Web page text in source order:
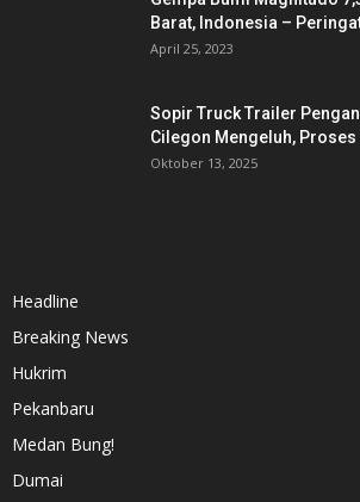
Barat, Indonesia –
April 25, 2023
Sopir Truck Trailer
Cilegon Mengeluh, Proses
Oktober 13, 2025
Headline
Breaking News
Hukrim
Pekanbaru
Medan Bung!
Dumai